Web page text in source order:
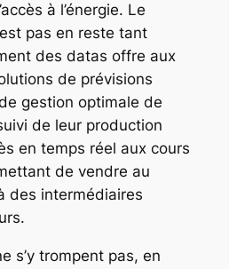
à l’énergie. Le
pas en reste tant
des datas offre aux
de prévisions
gestion optimale de
de leur production
en temps réel aux cours
de vendre au
des intermédiaires
s’y trompent pas, en